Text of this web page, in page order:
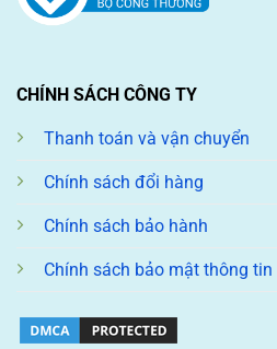
CHÍNH SÁCH CÔNG TY
Thanh toán và vận chuyển
Chính sách đổi hàng
Chính sách bảo hành
Chính sách bảo mật thông tin